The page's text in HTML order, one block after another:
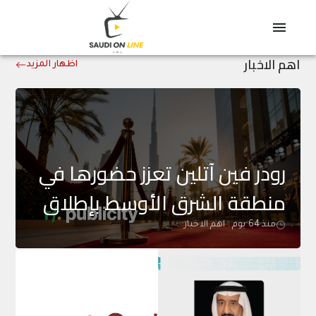
اهم الاخبار اظهار المزيد
رودر فين آتلين تعزز حضورها في
منطقة الشرق الأوسط بإطلاق
خدمتين متخصصتين
منذ 64 يوم . اهم الاخبار